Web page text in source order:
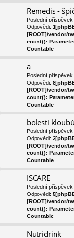
Remedis -
Poslední příspěvek
Odpovědi: 1
[ROOT]/vendor/
count():
Countable
a
Poslední příspěvek
Odpovědi: 8
[ROOT]/vendor/
count():
Countable
bolesti kloubù
Poslední příspěvek
Odpovědi: 2
[ROOT]/vendor/
count():
Countable
ISCARE
Poslední příspěvek
Odpovědi: 5
[ROOT]/vendor/
count():
Countable
Nutridrink